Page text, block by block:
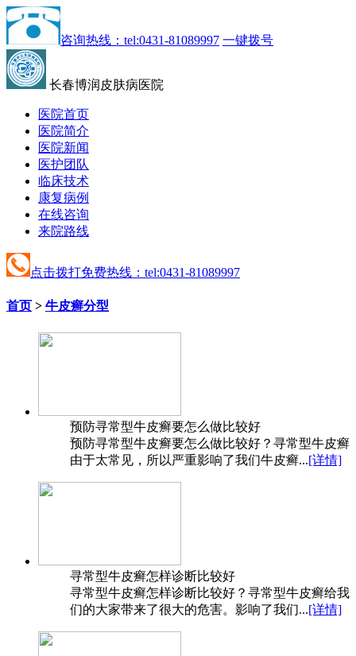
咨询热线：tel:0431-81089997 一键拨号
长春博润皮肤病医院
医院首页
医院简介
医院新闻
医护团队
临床技术
康复病例
在线咨询
来院路线
点击拨打免费热线：tel:0431-81089997
首页 > 牛皮癣分型
预防寻常型牛皮癣要怎么做比较好
预防寻常型牛皮癣要怎么做比较好？寻常型牛皮癣
由于太常见，所以严重影响了我们牛皮癣...[详情]
寻常型牛皮癣怎样诊断比较好
寻常型牛皮癣怎样诊断比较好？寻常型牛皮癣给我
们的大家带来了很大的危害。影响了我们...[详情]